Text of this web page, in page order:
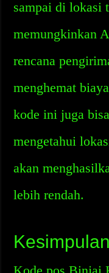
sampai di lokasi
memungkinkan
rencana
menghemat
kode ini juga
mengetahui
akan
lebih rendah.
Kesimpulan